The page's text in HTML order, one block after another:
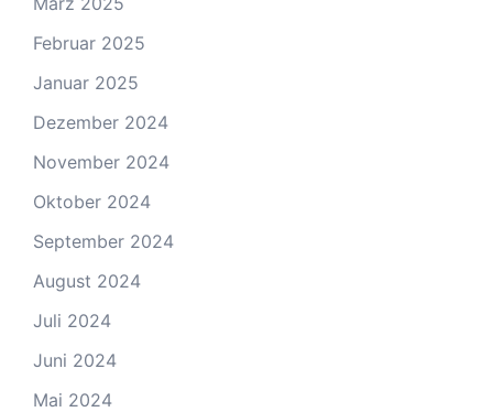
Februar 2025
Januar 2025
Dezember 2024
November 2024
Oktober 2024
September 2024
August 2024
Juli 2024
Juni 2024
Mai 2024